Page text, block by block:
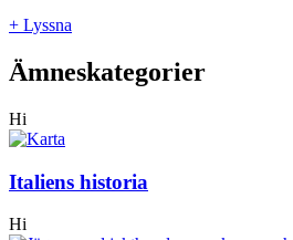
+ Lyssna
Ämneskategorier
Hi
Italiens historia
Hi